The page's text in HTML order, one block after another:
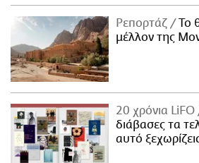
Ρεπορτάζ
Το
μέλλον της
20 χρόνια LiFO
διάβασες τα
αυτό